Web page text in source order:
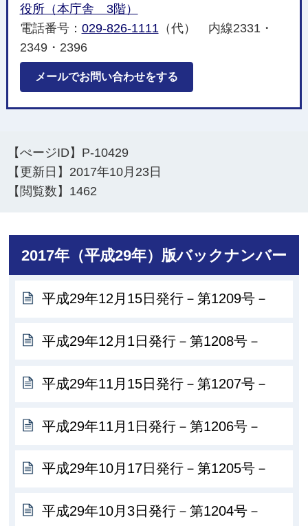
役所（本庁舎 3階）
電話番号： 029-826-1111 （代） 内線2331・
2349・2396
メールでお問い合わせをする
【ぺージID】 P-10429
【更新日】 2017年10月23日
【閲覧数】 1462
2017年（平成29年）版バックナンバー
平成29年12月15日発行－第1209号－
平成29年12月1日発行－第1208号－
平成29年11月15日発行－第1207号－
平成29年11月1日発行－第1206号－
平成29年10月17日発行－第1205号－
平成29年10月3日発行－第1204号－